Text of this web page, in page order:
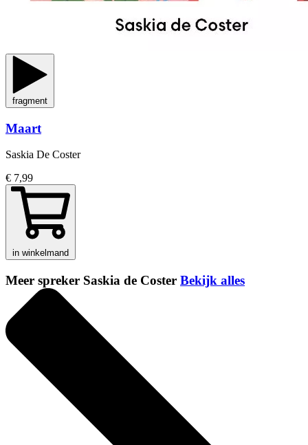
fragment
Maart
Saskia De Coster
€ 7,99
in winkelmand
Meer spreker Saskia de Coster Bekijk alles